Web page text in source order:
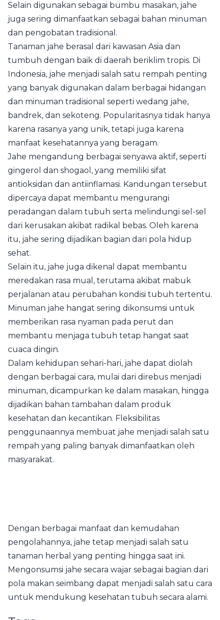
Selain digunakan sebagai bumbu masakan, jahe
juga sering dimanfaatkan sebagai bahan minuman
dan pengobatan tradisional.
Tanaman jahe berasal dari kawasan Asia dan
tumbuh dengan baik di daerah beriklim tropis. Di
Indonesia, jahe menjadi salah satu rempah penting
yang banyak digunakan dalam berbagai hidangan
dan minuman tradisional seperti wedang jahe,
bandrek, dan sekoteng. Popularitasnya tidak hanya
karena rasanya yang unik, tetapi juga karena
manfaat kesehatannya yang beragam.
Jahe mengandung berbagai senyawa aktif, seperti
gingerol dan shogaol, yang memiliki sifat
antioksidan dan antiinflamasi. Kandungan tersebut
dipercaya dapat membantu mengurangi
peradangan dalam tubuh serta melindungi sel-sel
dari kerusakan akibat radikal bebas. Oleh karena
itu, jahe sering dijadikan bagian dari pola hidup
sehat.
Selain itu, jahe juga dikenal dapat membantu
meredakan rasa mual, terutama akibat mabuk
perjalanan atau perubahan kondisi tubuh tertentu.
Minuman jahe hangat sering dikonsumsi untuk
memberikan rasa nyaman pada perut dan
membantu menjaga tubuh tetap hangat saat
cuaca dingin.
Dalam kehidupan sehari-hari, jahe dapat diolah
dengan berbagai cara, mulai dari direbus menjadi
minuman, dicampurkan ke dalam masakan, hingga
dijadikan bahan tambahan dalam produk
kesehatan dan kecantikan. Fleksibilitas
penggunaannya membuat jahe menjadi salah satu
rempah yang paling banyak dimanfaatkan oleh
masyarakat.
Dengan berbagai manfaat dan kemudahan
pengolahannya, jahe tetap menjadi salah satu
tanaman herbal yang penting hingga saat ini.
Mengonsumsi jahe secara wajar sebagai bagian dari
pola makan seimbang dapat menjadi salah satu cara
untuk mendukung kesehatan tubuh secara alami.